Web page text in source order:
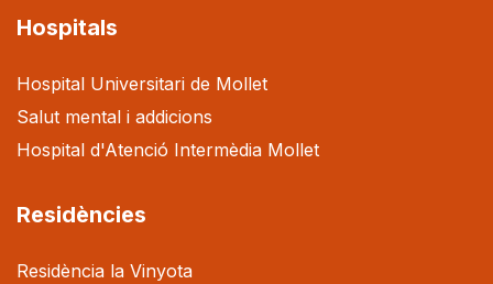
Hospitals
Hospital Universitari de Mollet
Salut mental i addicions
Hospital d'Atenció Intermèdia Mollet
Residències
Residència la Vinyota